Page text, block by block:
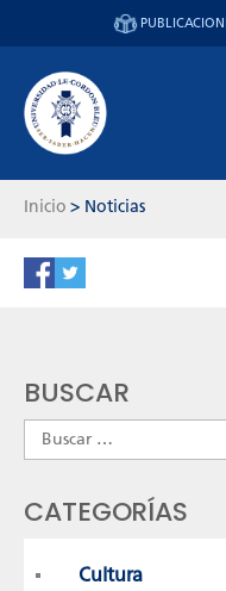
Inicio > Noticias
BUSCAR
Buscar:
CATEGORÍAS
Cultura